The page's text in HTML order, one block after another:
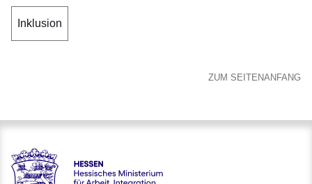
Inklusion
ZUM SEITENANFANG